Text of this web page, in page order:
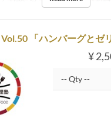
「ハンバーグとゼ
¥